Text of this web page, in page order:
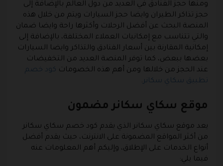
ومنها حجز الفنادق في العديد من دول العالم بالإضافة إلى
حجز تذاكر الطيران وايضا حجز السيارات ويتم من خلال هذه
المنصة البحث عن أفضل الرحلات وأكثرها راحة وايضا ضمان
والتي تتناسب مع إمكانيات العملاء المختلفة، بالإضافة إلى
إمكانية المقارنة بين أسعار الفنادق والتذاكر وايضا السيارات
بعضها ببعض، كما توفر المنصة العديد من التخفيضات
عند الحجز من خلالها ومن أهم هذه الخصومات كود خصم
تطبيق سكاي سكانر.
موقع سكاي سكانر مضمون
يعد موقع سكاي سكانر الذي يقدم كود خصم سكاي سكانر
من أكثر المواقع المضمونة على الانترنت، حيث يقدم أفضل
أنواع الخدمات على الإطلاق، وإليكم أهم المعلومات عنه
فيما يلي: